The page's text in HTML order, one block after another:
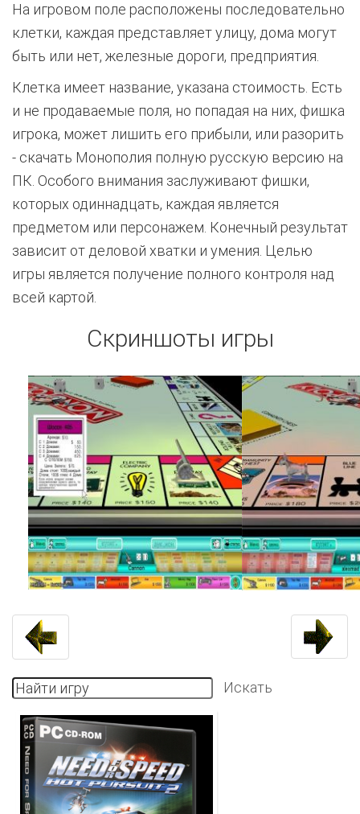
На игровом поле расположены последовательно
клетки, каждая представляет улицу, дома могут
быть или нет, железные дороги, предприятия.
Клетка имеет название, указана стоимость. Есть
и не продаваемые поля, но попадая на них, фишка
игрока, может лишить его прибыли, или разорить
- скачать Монополия полную русскую версию на
ПК. Особого внимания заслуживают фишки,
которых одиннадцать, каждая является
предметом или персонажем. Конечный результат
зависит от деловой хватки и умения. Целью
игры является получение полного контроля над
всей картой.
Скриншоты игры